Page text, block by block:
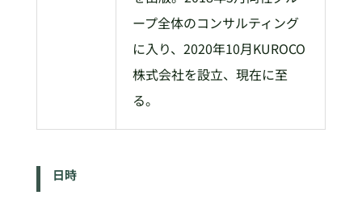
ープ全体のコンサルティング
に入り、2020年10月KUROCO
株式会社を設立、現在に至
る。
日時